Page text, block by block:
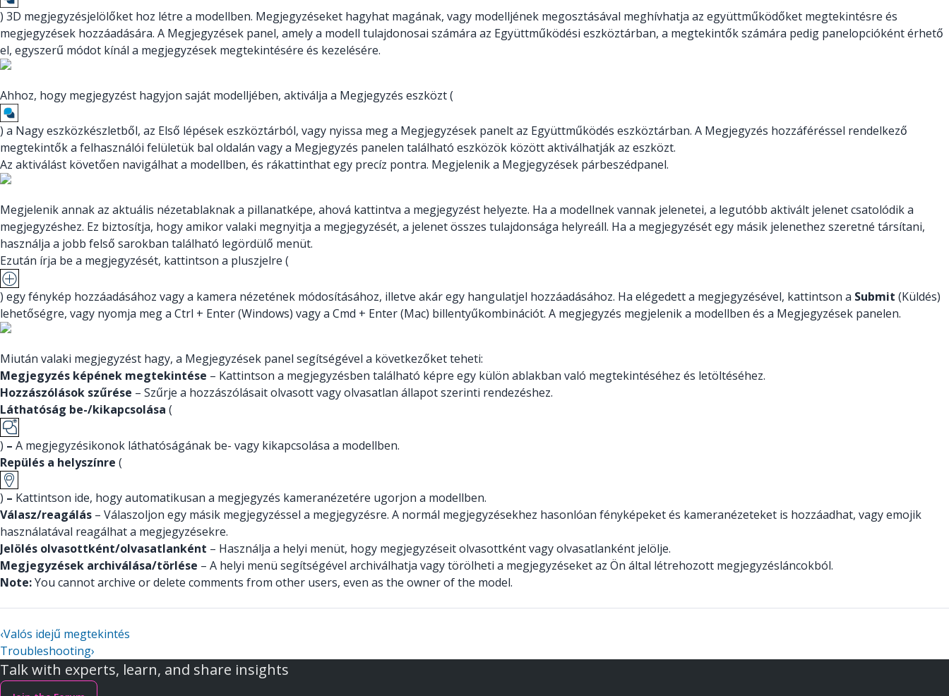
) 3D megjegyzésjelölőket hoz létre a modellben. Megjegyzéseket hagyhat magának, vagy modelljének megosztásával meghívhatja az együttműködőket megtekintésre és
megjegyzések hozzáadására. A Megjegyzések panel, amely a modell tulajdonosai számára az Együttműködési eszköztárban, a megtekintők számára pedig panelopcióként érhető
el, egyszerű módot kínál a megjegyzések megtekintésére és kezelésére.
Ahhoz, hogy megjegyzést hagyjon saját modelljében, aktiválja a Megjegyzés eszközt (
) a Nagy eszközkészletből, az Első lépések eszköztárból, vagy nyissa meg a Megjegyzések panelt az Együttműködés eszköztárban. A Megjegyzés hozzáféréssel rendelkező
megtekintők a felhasználói felületük bal oldalán vagy a Megjegyzés panelen található eszközök között aktiválhatják az eszközt.
Az aktiválást követően navigálhat a modellben, és rákattinthat egy precíz pontra. Megjelenik a Megjegyzések párbeszédpanel.
Megjelenik annak az aktuális nézetablaknak a pillanatképe, ahová kattintva a megjegyzést helyezte. Ha a modellnek vannak jelenetei, a legutóbb aktivált jelenet csatolódik a
megjegyzéshez. Ez biztosítja, hogy amikor valaki megnyitja a megjegyzését, a jelenet összes tulajdonsága helyreáll. Ha a megjegyzését egy másik jelenethez szeretné társítani,
használja a jobb felső sarokban található legördülő menüt.
Ezután írja be a megjegyzését, kattintson a pluszjelre (
) egy fénykép hozzáadásához vagy a kamera nézetének módosításához, illetve akár egy hangulatjel hozzáadásához. Ha elégedett a megjegyzésével, kattintson a Submit (Küldés)
lehetőségre, vagy nyomja meg a Ctrl + Enter (Windows) vagy a Cmd + Enter (Mac) billentyűkombinációt. A megjegyzés megjelenik a modellben és a Megjegyzések panelen.
Miután valaki megjegyzést hagy, a Megjegyzések panel segítségével a következőket teheti:
Megjegyzés képének megtekintése – Kattintson a megjegyzésben található képre egy külön ablakban való megtekintéséhez és letöltéséhez.
Hozzászólások szűrése – Szűrje a hozzászólásait olvasott vagy olvasatlan állapot szerinti rendezéshez.
Láthatóság be-/kikapcsolása (
) – A megjegyzésikonok láthatóságának be- vagy kikapcsolása a modellben.
Repülés a helyszínre (
) – Kattintson ide, hogy automatikusan a megjegyzés kameranézetére ugorjon a modellben.
Válasz/reagálás – Válaszoljon egy másik megjegyzéssel a megjegyzésre. A normál megjegyzésekhez hasonlóan fényképeket és kameranézeteket is hozzáadhat, vagy emojik
használatával reagálhat a megjegyzésekre.
Jelölés olvasottként/olvasatlanként – Használja a helyi menüt, hogy megjegyzéseit olvasottként vagy olvasatlanként jelölje.
Megjegyzések archiválása/törlése – A helyi menü segítségével archiválhatja vagy törölheti a megjegyzéseket az Ön által létrehozott megjegyzésláncokból.
Note:You cannot archive or delete comments from other users, even as the owner of the model.
‹Valós idejű megtekintés
Troubleshooting›
Talk with experts, learn, and share insights